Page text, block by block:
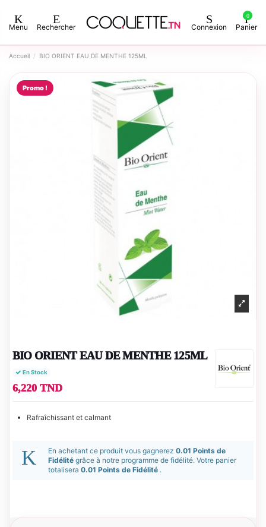
Menu Rechercher Connexion
0
Panier
Accueil BIO ORIENT EAU DE MENTHE 125ML
Promo !
BIO ORIENT EAU DE MENTHE 125ML
En Stock
6,220 TND
Rafraîchissant et calmant
En achetant ce produit vous gagnerez 0.01 Points de
Fidélité grâce à notre programme de fidélité. Votre panier
totalisera 0.01 Points de Fidélité .